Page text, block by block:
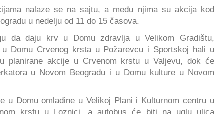
nalaze se na sajtu, a među njima su akcija kod
u nedelju od 11 do 15 časova.
da daju krv u Domu zdravlja u Velikom Gradištu,
Domu Crvenog krsta u Požarevcu i Sportskoj hali u
planirane akcije u Crvenom krstu u Valjevu, dok će
u Novom Beogradu i u Domu kulture u Novom
u Domu omladine u Velikoj Plani i Kulturnom centru u
krstu u Loznici, a autobus će biti na uglu ulica